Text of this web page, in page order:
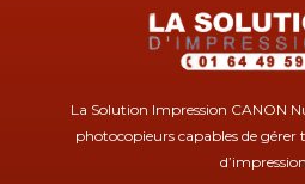
La Solution Impression CANON
photocopieurs capables de gérer